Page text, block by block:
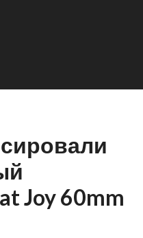
Joy 60mm